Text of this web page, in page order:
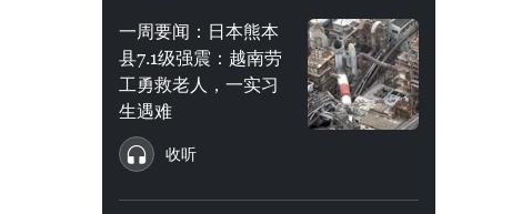
一周要闻：日本熊本
县7.1级强震：越南劳
工勇救老人，一实习
生遇难
收听